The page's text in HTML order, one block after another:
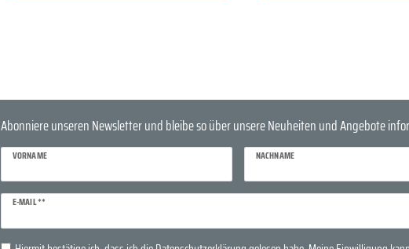
Abonniere unseren Newsletter und bleibe so über unsere Neuheiten und Angebote
VORNAME NACHNAME
E-MAIL **
Newsletter
Honig